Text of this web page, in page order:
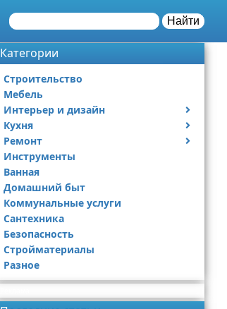
Найти
Категории
Строительство
Мебель
Интерьер и дизайн
Дизайн дачи
Дизайн квартиры
Кухня
Посуда
Ремонт
Ремонт дачи
Ремонт квартиры
Инструменты
Ванная
Домашний быт
Коммунальные услуги
Сантехника
Безопасность
Стройматериалы
Разное